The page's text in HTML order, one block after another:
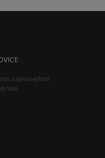
najnovejšimi